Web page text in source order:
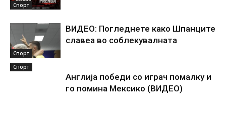
Спорт
Спорт
ВИДЕО: Погледнете како Шпанците
славеа во соблекувалната
Спорт
Англија победи со играч помалку и
го помина Мексико (ВИДЕО)